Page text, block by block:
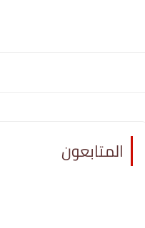
المتابعون